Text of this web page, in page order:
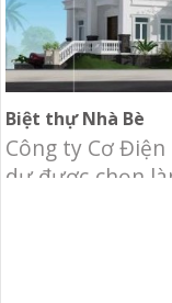
Biệt thự Nhà Bè
Công ty Cơ Điện
dự được chọn